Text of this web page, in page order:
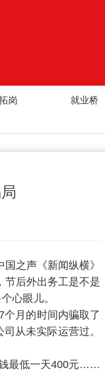
岗 就业桥
之声《新闻纵横》
节后外出务工是不是
心眼儿。
月的时间内骗取了
从未实际运营过。
钱最低一天400元……